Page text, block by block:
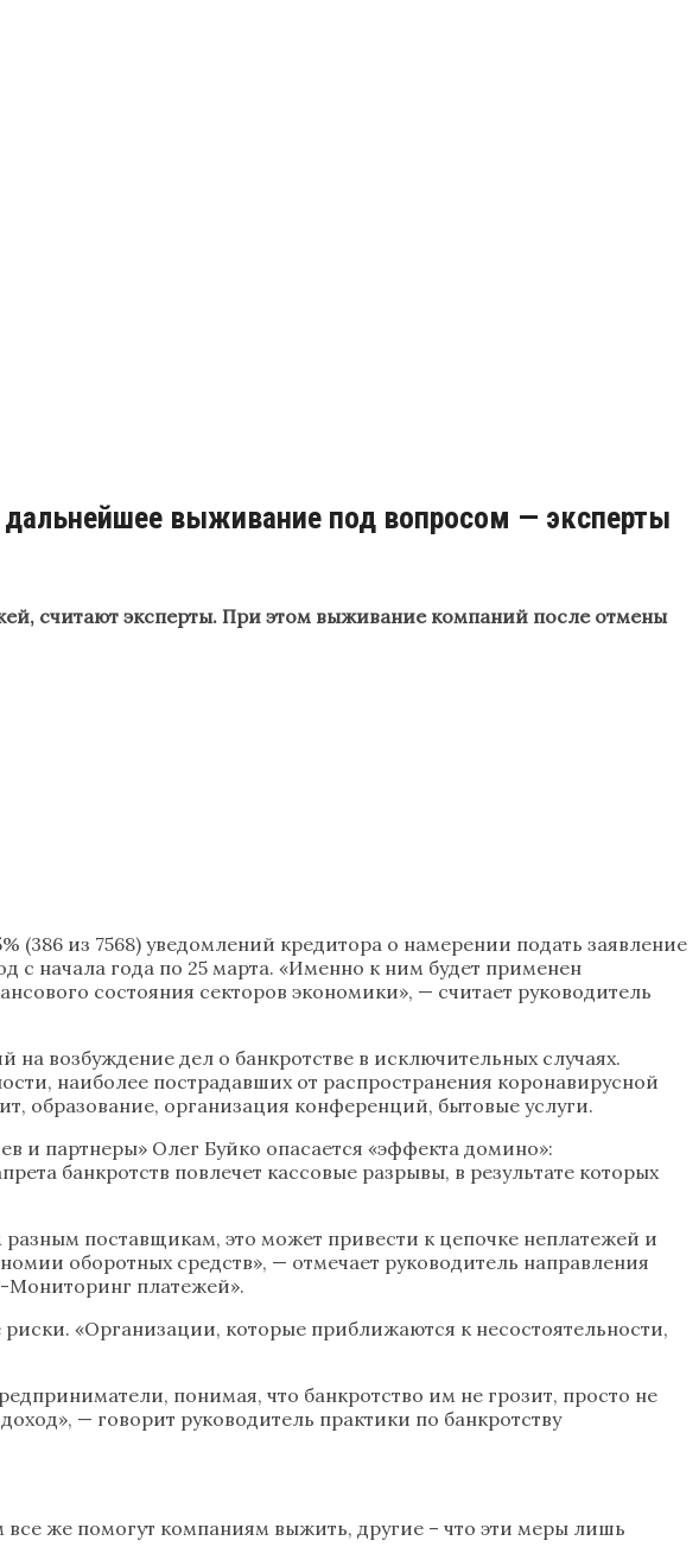
дальнейшее выживание под вопросом — эксперты
считают эксперты. При этом выживание компаний после отмены
из 7568) уведомлений кредитора о намерении подать заявление
с начала года по 25 марта. «Именно к ним будет применен
состояния секторов экономики», — считает руководитель
возбуждение дел о банкротстве в исключительных случаях.
наиболее пострадавших от распространения коронавирусной
образование, организация конференций, бытовые услуги.
и партнеры» Олег Буйко опасается «эффекта домино»:
банкротств повлечет кассовые разрывы, в результате которых
поставщикам, это может привести к цепочке неплатежей и
оборотных средств», — отмечает руководитель направления
Мониторинг платежей».
«Организации, которые приближаются к несостоятельности,
понимая, что банкротство им не грозит, просто не
— говорит руководитель практики по банкротству
же помогут компаниям выжить, другие – что эти меры лишь